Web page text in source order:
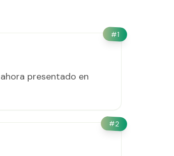
#1
presentado en
#2